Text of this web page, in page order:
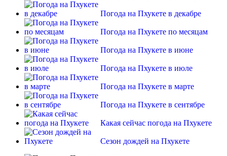
Погода на Пхукете в декабре
Погода на Пхукете по месяцам
Погода на Пхукете в июне
Погода на Пхукете в июле
Погода на Пхукете в марте
Погода на Пхукете в сентябре
Какая сейчас погода на Пхукете
Сезон дождей на Пхукете